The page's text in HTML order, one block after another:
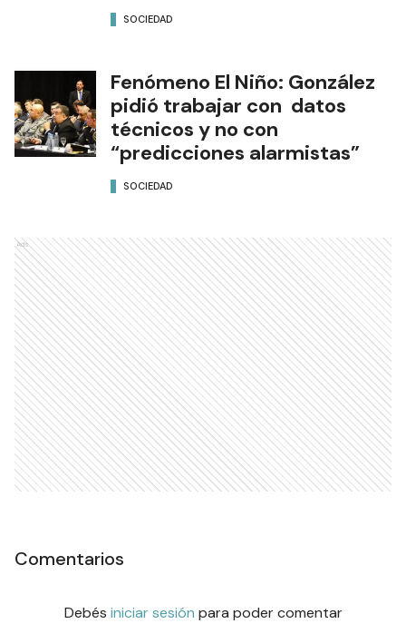
SOCIEDAD
Fenómeno El Niño: González
pidió trabajar con datos
técnicos y no con
“predicciones alarmistas”
SOCIEDAD
Ads
Comentarios
Debés iniciar sesión para poder comentar